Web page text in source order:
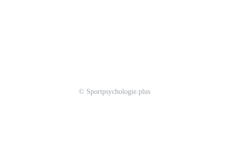
© Sportpsychologie.plus